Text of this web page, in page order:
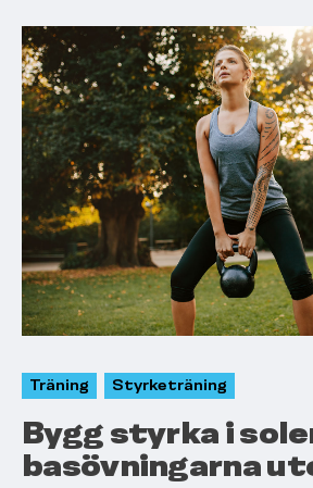
Träning Styrketräning
Bygg styrka i
basövningarna